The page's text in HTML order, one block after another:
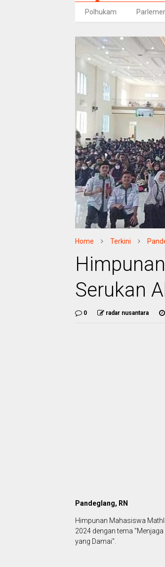
Polhukam
Home Terkini
Serukan
0 radar nusantara
Pandeglang, RN
Himpunan Mahasiswa
2024 dengan tema
yang Damai".